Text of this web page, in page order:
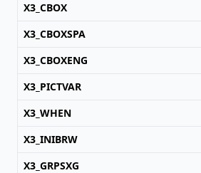
X3_CBOX
X3_CBOXSPA
X3_CBOXENG
X3_PICTVAR
X3_WHEN
X3_INIBRW
X3_GRPSXG